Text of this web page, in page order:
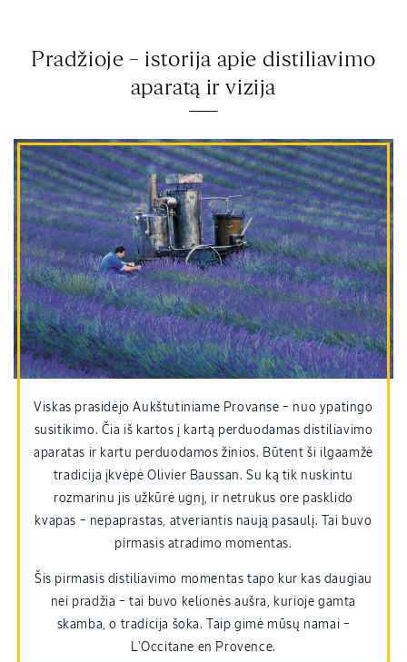
Pradžioje – istorija apie distiliavimo
aparatą ir vizija
Viskas prasidėjo Aukštutiniame Provanse – nuo ypatingo
susitikimo. Čia iš kartos į kartą perduodamas distiliavimo
aparatas ir kartu perduodamos žinios. Būtent ši ilgaamžė
tradicija įkvėpė Olivier Baussan. Su ką tik nuskintu
rozmarinu jis užkūrė ugnį, ir netrukus ore pasklido
kvapas – nepaprastas, atveriantis naują pasaulį. Tai buvo
pirmasis atradimo momentas.
Šis pirmasis distiliavimo momentas tapo kur kas daugiau
nei pradžia – tai buvo kelionės aušra, kurioje gamta
skamba, o tradicija šoka. Taip gimė mūsų namai –
L'Occitane en Provence.